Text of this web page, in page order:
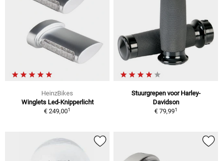
HeinzBikes
Winglets Led-Knipperlicht
€ 249,001
Stuurgrepen voor Harley-
Davidson
€ 79,991